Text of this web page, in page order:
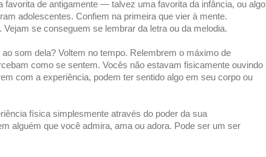
favorita de antigamente — talvez uma favorita da infância, ou algo
adolescentes. Confiem na primeira que vier à mente.
Vejam se conseguem se lembrar da letra ou da melodia.
som dela? Voltem no tempo. Relembrem o máximo de
como se sentem. Vocês não estavam fisicamente ouvindo
com a experiência, podem ter sentido algo em seu corpo ou
física simplesmente através do poder da sua
alguém que você admira, ama ou adora. Pode ser um ser